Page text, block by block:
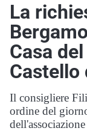
La
Casa
Castello
Il consigliere
ordine del